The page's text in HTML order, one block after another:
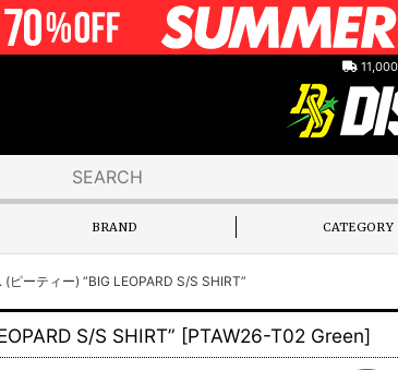
11,000
BRAND CATEGORY
(ピーティー) “BIG LEOPARD S/S SHIRT”
S/S SHIRT” [PTAW26-T02 Green]